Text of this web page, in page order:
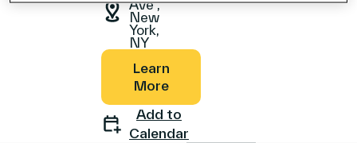
Ave ,
New
York,
NY
Learn
More
Add to
Calendar